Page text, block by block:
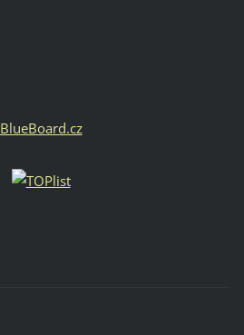
BlueBoard.cz